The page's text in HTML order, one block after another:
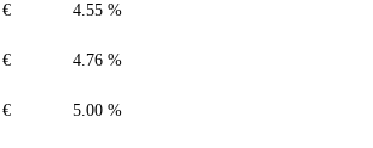
4.55 %
4.76 %
5.00 %